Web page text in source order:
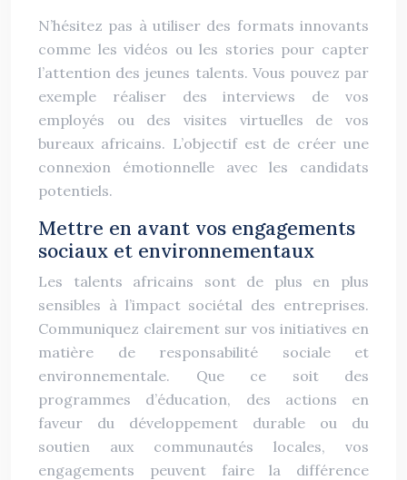
N’hésitez pas à utiliser des formats innovants
comme les vidéos ou les stories pour capter
l’attention des jeunes talents. Vous pouvez par
exemple réaliser des interviews de vos
employés ou des visites virtuelles de vos
bureaux africains. L’objectif est de créer une
connexion émotionnelle avec les candidats
potentiels.
Mettre en avant vos engagements
sociaux et environnementaux
Les talents africains sont de plus en plus
sensibles à l’impact sociétal des entreprises.
Communiquez clairement sur vos initiatives en
matière de responsabilité sociale et
environnementale. Que ce soit des
programmes d’éducation, des actions en
faveur du développement durable ou du
soutien aux communautés locales, vos
engagements peuvent faire la différence